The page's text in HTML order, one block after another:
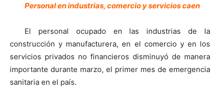
Personal en industrias, comercio y servicios caen
El personal ocupado en las industrias de la
construcción y manufacturera, en el comercio y en los
servicios privados no financieros disminuyó de manera
importante durante marzo, el primer mes de emergencia
sanitaria en el país.